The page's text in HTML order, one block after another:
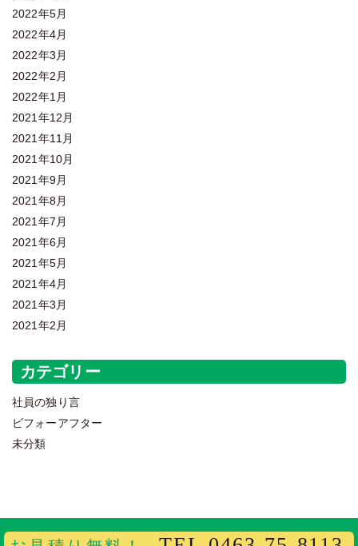
2022年5月
2022年4月
2022年3月
2022年2月
2022年1月
2021年12月
2021年11月
2021年10月
2021年9月
2021年8月
2021年7月
2021年6月
2021年5月
2021年4月
2021年3月
2021年2月
カテゴリー
社員の独り言
ビフォーアフター
未分類